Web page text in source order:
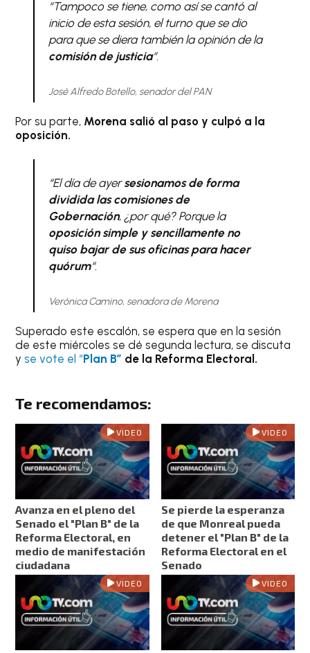
“Tampoco se tiene, como así se cantó al
inicio de esta sesión, el turno que se dio
para que se diera también la opinión de la
comisión de justicia“.
José Alfredo Botello, senador del PAN
Por su parte, Morena salió al paso y culpó a la
oposición.
“El día de ayersesionamos de forma
dividida las comisiones de
Gobernación, ¿por qué? Porque la
oposición simple y sencillamente no
quiso bajar de sus oficinas para hacer
quórum“.
Verónica Camino, senadora de Morena
Superado este escalón, se espera que en la sesión
de este miércoles se dé segunda lectura, se discuta
yse vote el “Plan B” de la Reforma Electoral.
Te recomendamos:
VIDEO
Avanza en el pleno del
Senado el "Plan B" de la
Reforma Electoral, en
medio de manifestación
ciudadana
VIDEO
Se pierde la esperanza
de que Monreal pueda
detener el "Plan B" de la
Reforma Electoral en el
Senado
VIDEO VIDEO